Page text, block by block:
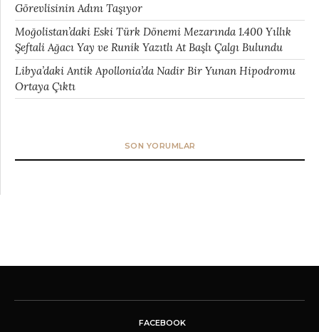
Görevlisinin Adını Taşıyor
Moğolistan’daki Eski Türk Dönemi Mezarında 1.400 Yıllık
Şeftali Ağacı Yay ve Runik Yazıtlı At Başlı Çalgı Bulundu
Libya’daki Antik Apollonia’da Nadir Bir Yunan Hipodromu
Ortaya Çıktı
SON YORUMLAR
FACEBOOK